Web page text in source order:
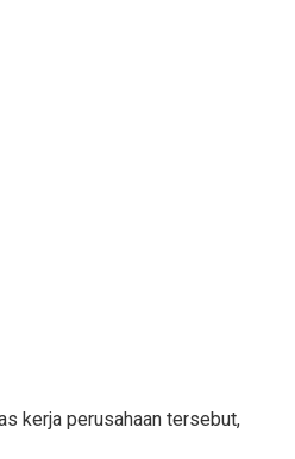
kerja perusahaan tersebut,